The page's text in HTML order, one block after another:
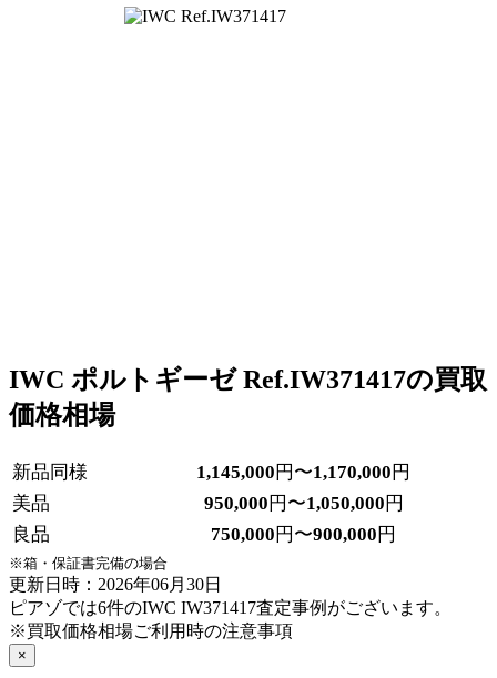
IWC ポルトギーゼ Ref.IW371417の買取
価格相場
新品同様 1,145,000 円〜1,170,000 円
美品
950,000 円〜1,050,000 円
良品
750,000 円〜900,000 円
※箱・保証書完備の場合
更新日時：2026年06月30日
ピアゾでは6件のIWC IW371417査定事例がございます。
※買取価格相場ご利用時の注意事項
×